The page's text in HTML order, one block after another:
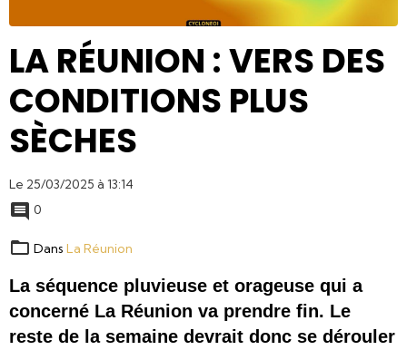
LA RÉUNION : VERS DES
CONDITIONS PLUS
SÈCHES
Le 25/03/2025 à 13:14
0
Dans La Réunion
La séquence pluvieuse et orageuse qui a
concerné La Réunion va prendre fin. Le
reste de la semaine devrait donc se dérouler